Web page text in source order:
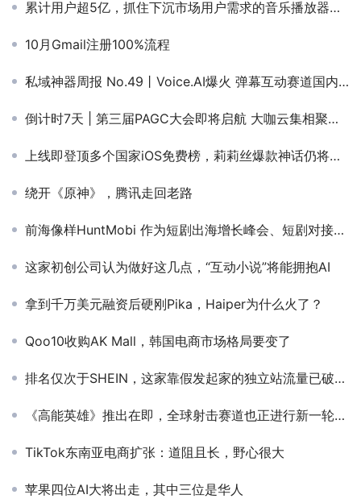
累计用户超5亿，抓住下沉市场用户需求的音乐播放器，是如何在新兴市场爆发的？
10月Gmail注册100%流程
私域神器周报 No.49丨Voice.AI爆火 弹幕互动赛道国内海外双线“开花”
倒计时7天 | 第三届PAGC大会即将启航 大咖云集相聚广州
上线即登顶多个国家iOS免费榜，莉莉丝爆款神话仍将继续？
绕开《原神》，腾讯走回老路
前海像样HuntMobi 作为短剧出海增长峰会、短剧对接会-联合赞助、S02展位出席PAGC 2025丨第五届全球产品与增长展会
这家初创公司认为做好这几点，“互动小说”将能拥抱AI
拿到千万美元融资后硬刚Pika，Haiper为什么火了？
Qoo10收购AK Mall，韩国电商市场格局要变了
排名仅次于SHEIN，这家靠假发起家的独立站流量已破百万
《高能英雄》推出在即，全球射击赛道也正进行新一轮的洗牌
TikTok东南亚电商扩张：道阻且长，野心很大
苹果四位AI大将出走，其中三位是华人